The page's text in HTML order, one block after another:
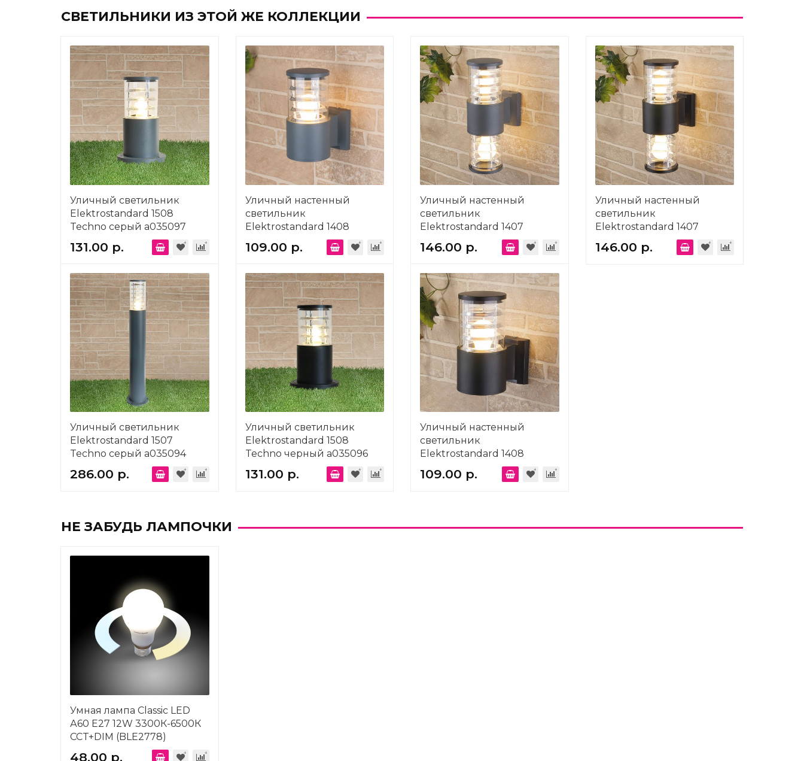
СВЕТИЛЬНИКИ ИЗ ЭТОЙ ЖЕ КОЛЛЕКЦИИ
Уличный светильник
Elektrostandard 1508
Techno серый a035097
131.00 р.
Уличный настенный
светильник
Elektrostandard 1408
109.00 р.
Уличный настенный
светильник
Elektrostandard 1407
146.00 р.
Уличный настенный
светильник
Elektrostandard 1407
146.00 р.
Уличный светильник
Elektrostandard 1507
Techno серый a035094
286.00 р.
Уличный светильник
Elektrostandard 1508
Techno черный a035096
131.00 р.
Уличный настенный
светильник
Elektrostandard 1408
109.00 р.
НЕ ЗАБУДЬ ЛАМПОЧКИ
Умная лампа Classic LED
А60 Е27 12W 3300К-6500К
CCT+DIM (BLE2778)
Elektrostandard a071004
48.00 р.